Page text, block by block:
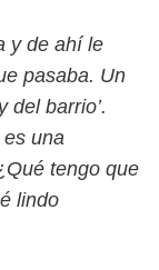
y de ahí le
pasaba. Un
del barrio’.
una
tengo que
lindo